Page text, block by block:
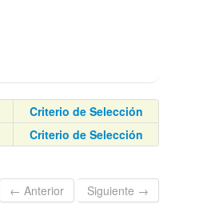
Criterio de Selección
Criterio de Selección
← Anterior
Siguiente →